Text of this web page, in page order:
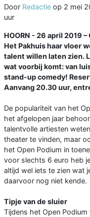
Door Redactie op 2 mei
uur
HOORN - 26 april 2019
Het Pakhuis haar vloer
talent willen laten zien.
wat voorbij komt: van
stand-up comedy!
Aanvang 20.30 uur,
De populariteit van het
het afgelopen jaar
talentvolle artiesten
theater te vinden, maar
het Open Podium in
voor slechts 6 euro heb
altijd wel iets te zien wat
daarvoor nog niet kende.
Tipje van de sluier
Tijdens het Open Podium